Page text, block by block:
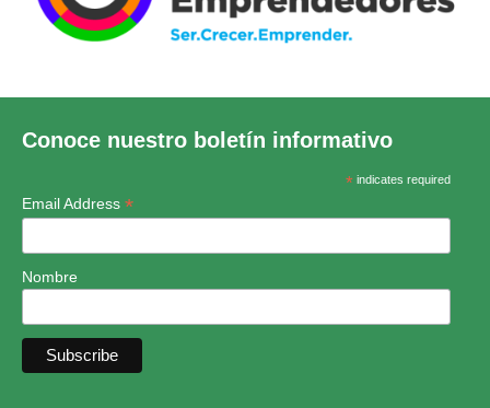
Conoce nuestro boletín informativo
*indicates required
Email Address *
Nombre